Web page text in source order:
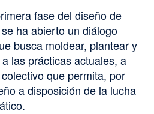
fase del diseño de
ha abierto un diálogo
busca moldear, plantear y
las prácticas actuales, a
que permita, por
a disposición de la lucha